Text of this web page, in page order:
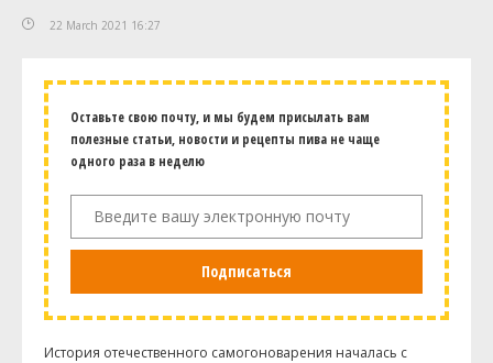
22 March 2021 16:27
Оставьте свою почту, и мы будем присылать вам
полезные статьи, новости и рецепты пива не чаще
одного раза в неделю
Подписаться
История отечественного самогоноварения началась с